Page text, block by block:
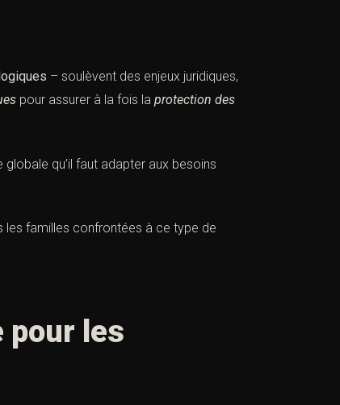
– soulèvent des enjeux juridiques,
pour assurer à la fois la protection des
globale qu’il faut adapter aux besoins
les familles confrontées à ce type de
pour les